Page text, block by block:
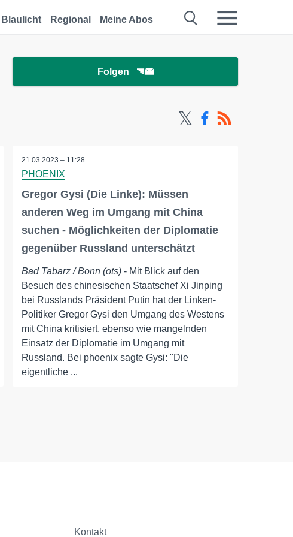
Blaulicht Regional Meine Abos
Folgen
21.03.2023 – 11:28
PHOENIX
Gregor Gysi (Die Linke): Müssen
anderen Weg im Umgang mit China
suchen - Möglichkeiten der Diplomatie
gegenüber Russland unterschätzt
Bad Tabarz / Bonn (ots) - Mit Blick auf den
Besuch des chinesischen Staatschef Xi Jinping
bei Russlands Präsident Putin hat der Linken-
Politiker Gregor Gysi den Umgang des Westens
mit China kritisiert, ebenso wie mangelnden
Einsatz der Diplomatie im Umgang mit
Russland. Bei phoenix sagte Gysi: "Die
eigentliche ...
Kontakt